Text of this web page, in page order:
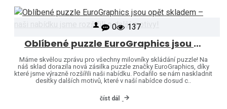
0 137
Oblíbené puzzle EuroGraphics jsou opět skladem – naši nabídku jsme rozšířili o další motivy!
Máme skvělou zprávu pro všechny milovníky skládání puzzle! Na
náš sklad dorazila nová zásilka puzzle značky EuroGraphics, díky
které jsme výrazně rozšířili naši nabídku. Podařilo se nám naskladnit
desítky dalších motivů, které v naší nabídce dosud c..
číst dál